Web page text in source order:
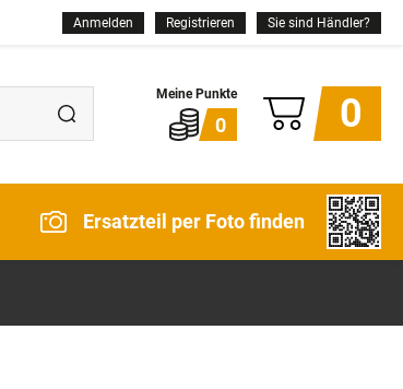
Anmelden Registrieren Sie sind Händler?
0 0
Ersatzteil per Foto finden